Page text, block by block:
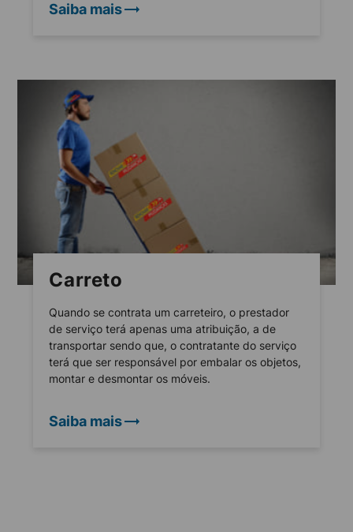
Saiba mais
Carreto
Quando se contrata um carreteiro, o prestador
de serviço terá apenas uma atribuição, a de
transportar sendo que, o contratante do serviço
terá que ser responsável por embalar os objetos,
montar e desmontar os móveis.
Saiba mais